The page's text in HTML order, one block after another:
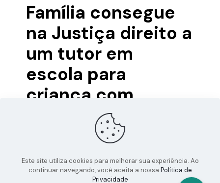
Família consegue
na Justiça direito a
um tutor em
escola para
criança com
deficiência
A sócia Renata Farah concedeu entevista à rádio CBN
Braga, a uma família de Curitiba, para garantir que
[…]
Leia mais
Este site utiliza cookies para melhorar sua experiência. Ao
continuar navegando, você aceita a nossa Política de
Privacidade